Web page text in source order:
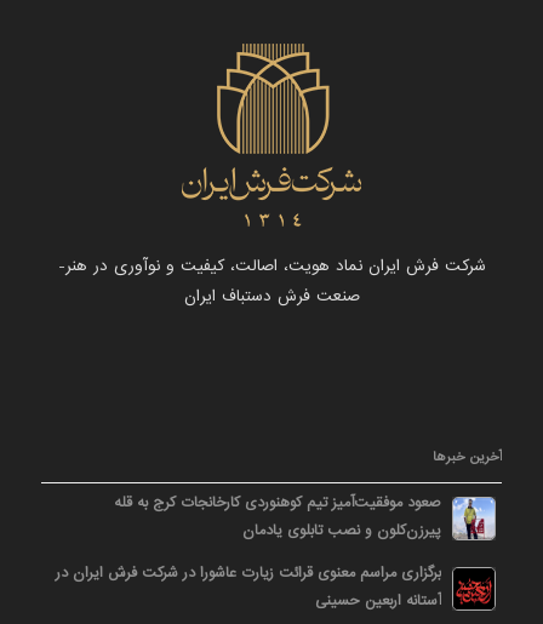
شرکت فرش ایران نماد هویت، اصالت، کیفیت و نوآوری در هنر-
صنعت فرش دستباف ایران
آخرین خبرها
صعود موفقیت‌آمیز تیم کوهنوردی کارخانجات کرج به قله
پیرزن‌کلون و نصب تابلوی یادمان
برگزاری مراسم معنوی قرائت زیارت عاشورا در شرکت فرش ایران در
آستانه اربعین حسینی